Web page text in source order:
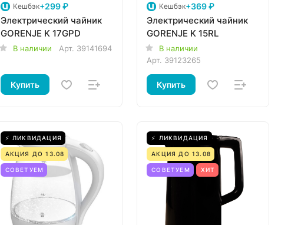
Кешбэк+299 ₽
Электрический чайник
GORENJE K 17GPD
В наличии Арт. 39141694
Купить
Кешбэк+369 ₽
Электрический чайник
GORENJE K 15RL
В наличии
Арт. 39123265
Купить
⚡ ЛИКВИДАЦИЯ
АКЦИЯ ДО 13.08
СОВЕТУЕМ
⚡ ЛИКВИДАЦИЯ
АКЦИЯ ДО 13.08
СОВЕТУЕМ ХИТ